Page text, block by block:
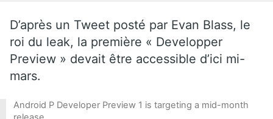
D’après un Tweet posté par Evan Blass, le
roi du leak, la première « Developper
Preview » devait être accessible d’ici mi-
mars.
Android P Developer Preview 1 is targeting a mid-month